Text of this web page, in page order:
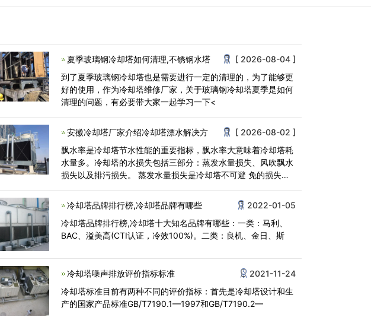
夏季玻璃钢冷却塔如何清理,不锈钢水塔
[ 2026-08-04 ]
到了夏季玻璃钢冷却塔也是需要进行一定的清理的，为了能够更
好的使用，作为冷却塔维修厂家，关于玻璃钢冷却塔夏季是如何
清理的问题，有必要带大家一起学习一下<
安徽冷却塔厂家介绍冷却塔漂水解决方
[ 2026-08-02 ]
飘水率是冷却塔节水性能的重要指标，飘水率大意味着冷却塔耗
水量多。冷却塔的水损失包括三部分：蒸发水量损失、风吹飘水
损失以及排污损失。 蒸发水量损失是冷却塔不可避 免的损失，
冷却塔品牌排行榜,冷却塔品牌有哪些
2022-01-05
冷却塔品牌排行榜,冷却塔十大知名品牌有哪些：一类：马利、
BAC、溢美高(CTI认证，冷效100%)。二类：良机、金日、斯
冷却塔噪声排放评价指标标准
2021-11-24
冷却塔标准目前有两种不同的评价指标：首先是冷却塔设计和生
产的国家产品标准GB/T7190.1—1997和GB/T7190.2—